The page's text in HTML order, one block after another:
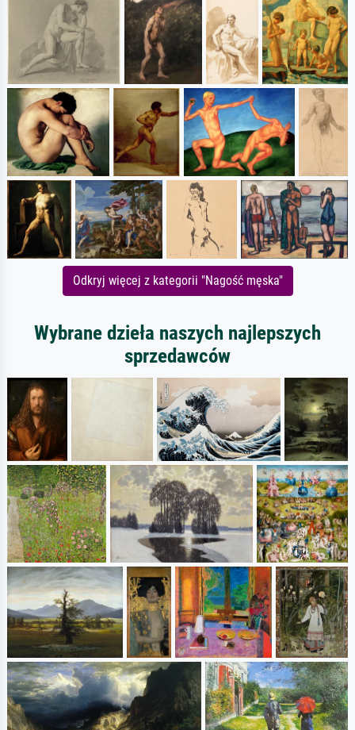
Odkryj więcej z kategorii "Nagość męska"
Wybrane dzieła naszych najlepszych
sprzedawców